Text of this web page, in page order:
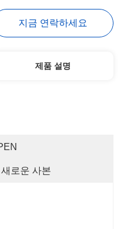
지금 연락하세요
제품 설명
로운 사본